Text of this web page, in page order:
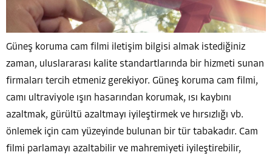
Güneş koruma cam filmi iletişim bilgisi almak istediğiniz
zaman, uluslararası kalite standartlarında bir hizmeti sunan
firmaları tercih etmeniz gerekiyor. Güneş koruma cam filmi,
camı ultraviyole ışın hasarından korumak, ısı kaybını
azaltmak, gürültü azaltmayı iyileştirmek ve hırsızlığı vb.
önlemek için cam yüzeyinde bulunan bir tür tabakadır. Cam
filmi parlamayı azaltabilir ve mahremiyeti iyileştirebilir,